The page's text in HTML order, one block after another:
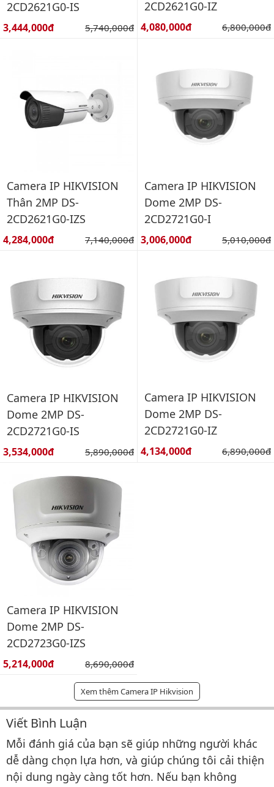
2CD2621G0-IS
Giá bán:
3,444,000đ Giá gốc:
5,740,000đ
2CD2621G0-IZ
Giá bán:
4,080,000đ Giá gốc:
6,800,000đ
Camera IP HIKVISION
Thân 2MP DS-
2CD2621G0-IZS
Giá bán:
4,284,000đ Giá gốc:
7,140,000đ
Camera IP HIKVISION
Dome 2MP DS-
2CD2721G0-I
Giá bán:
3,006,000đ Giá gốc:
5,010,000đ
Camera IP HIKVISION
Dome 2MP DS-
2CD2721G0-IS
Giá bán:
3,534,000đ Giá gốc:
5,890,000đ
Camera IP HIKVISION
Dome 2MP DS-
2CD2721G0-IZ
Giá bán:
4,134,000đ Giá gốc:
6,890,000đ
Camera IP HIKVISION
Dome 2MP DS-
2CD2723G0-IZS
Giá bán:
5,214,000đ Giá gốc:
8,690,000đ
Xem thêm Camera IP Hikvision
Bình luận & Đánh giá
Viết Bình Luận
Mỗi đánh giá của bạn sẽ giúp những người khác
dễ dàng chọn lựa hơn, và giúp chúng tôi cải thiện
nội dung ngày càng tốt hơn. Nếu bạn không